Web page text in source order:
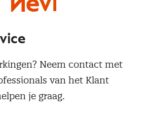
Neem contact met
van het Klant
je graag.